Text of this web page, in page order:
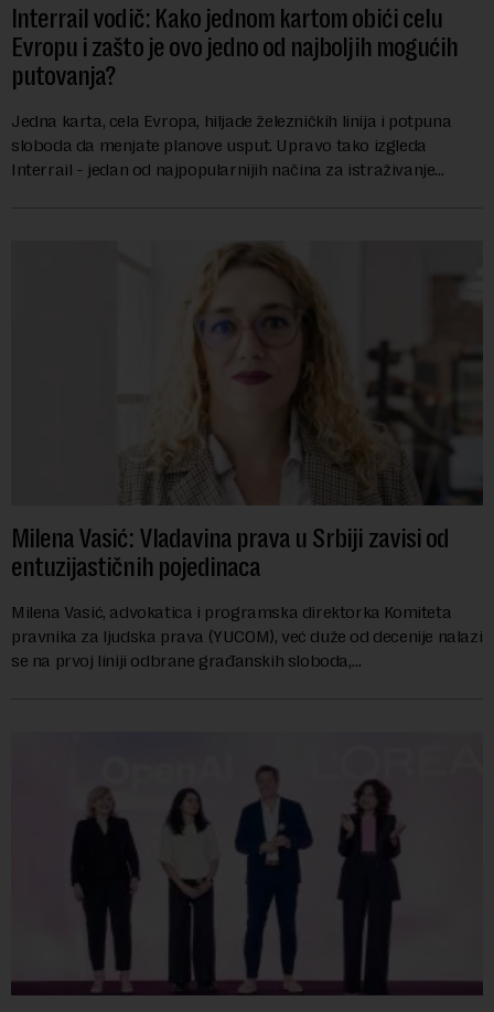
Interrail vodič: Kako jednom kartom obići celu
Evropu i zašto je ovo jedno od najboljih mogućih
putovanja?
Jedna karta, cela Evropa, hiljade železničkih linija i potpuna
sloboda da menjate planove usput. Upravo tako izgleda
Interrail - jedan od najpopularnijih načina za istraživanje
Milena Vasić: Vladavina prava u Srbiji zavisi od
entuzijastičnih pojedinaca
Milena Vasić, advokatica i programska direktorka Komiteta
pravnika za ljudska prava (YUCOM), već duže od decenije nalazi
se na prvoj liniji odbrane građanskih sloboda,